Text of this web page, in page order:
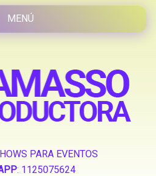
PARA EVENTOS
: 1125075624